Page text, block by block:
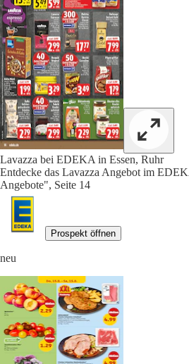
Lavazza bei EDEKA in Essen, Ruhr
Entdecke das Lavazza Angebot im
Angebote", Seite 14
Prospekt öffnen
neu